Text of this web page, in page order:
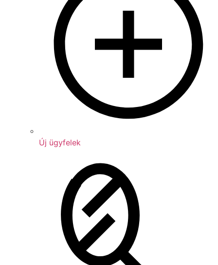
Új ügyfelek